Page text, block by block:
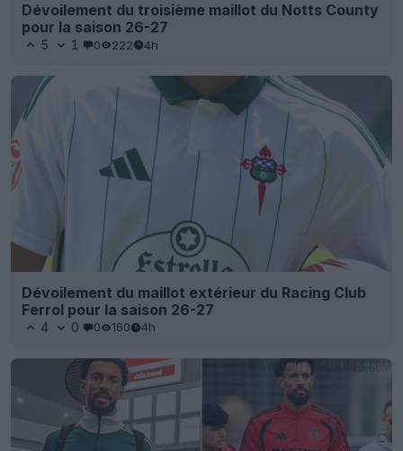
Dévoilement du troisième maillot du Notts County
pour la saison 26-27
5 1 0 222 4h
Dévoilement du maillot extérieur du Racing Club
Ferrol pour la saison 26-27
4 0 0 160 4h